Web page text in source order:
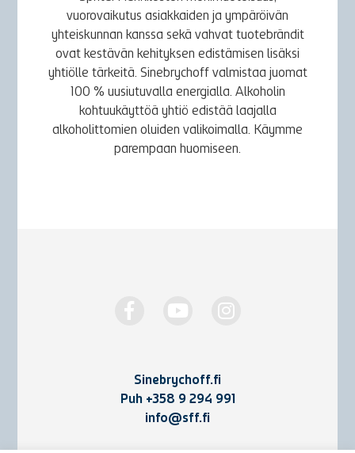
vuorovaikutus asiakkaiden ja ympäröivän
yhteiskunnan kanssa sekä vahvat tuotebrändit
ovat kestävän kehityksen edistämisen lisäksi
yhtiölle tärkeitä. Sinebrychoff valmistaa juomat
100 % uusiutuvalla energialla. Alkoholin
kohtuukäyttöä yhtiö edistää laajalla
alkoholittomien oluiden valikoimalla. Käymme
parempaan huomiseen.
Sinebrychoff.fi
Puh +358 9 294 991
info@sff.fi